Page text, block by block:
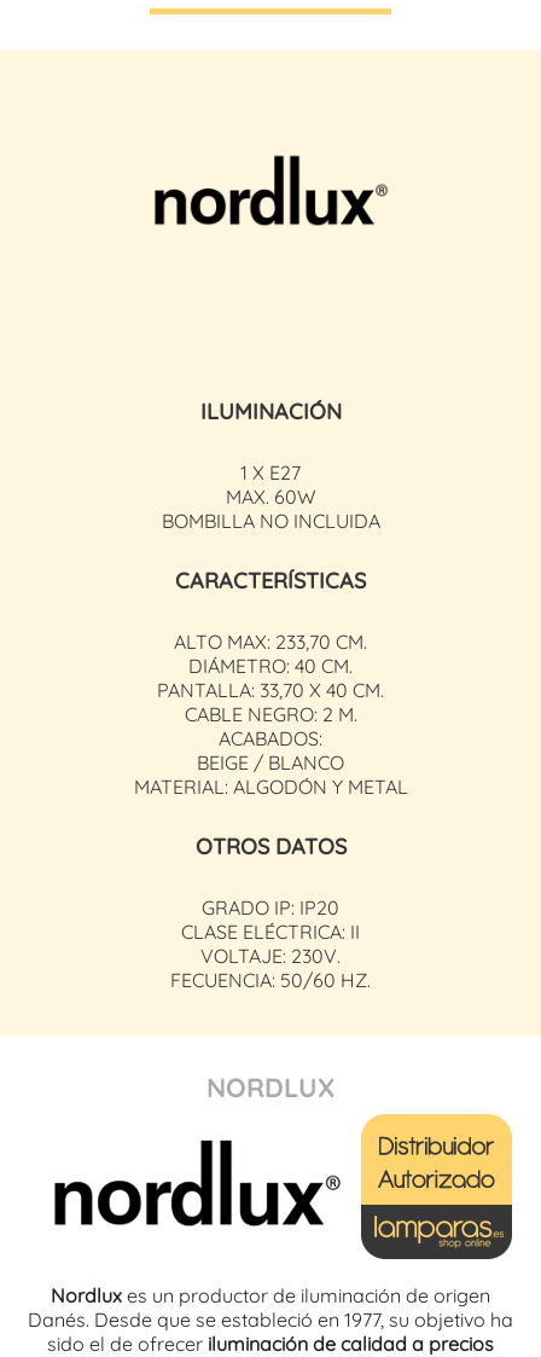
ILUMINACIÓN
1 X E27
MAX. 60W
BOMBILLA NO INCLUIDA
CARACTERÍSTICAS
ALTO MAX: 233,70 CM.
DIÁMETRO: 40 CM.
PANTALLA: 33,70 X 40 CM.
CABLE NEGRO: 2 M.
ACABADOS:
BEIGE / BLANCO
MATERIAL: ALGODÓN Y METAL
OTROS DATOS
GRADO IP: IP20
CLASE ELÉCTRICA: II
VOLTAJE: 230V.
FECUENCIA: 50/60 HZ.
NORDLUX
Nordlux es un productor de iluminación de origen
Danés. Desde que se estableció en 1977, su objetivo ha
sido el de ofrecer iluminación de calidad a precios